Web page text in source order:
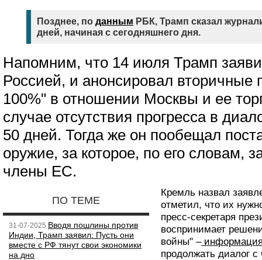
Позднее, по данным РБК, Трамп сказал
дней, начиная с сегодняшнего дня.
Напомним, что 14 июля Трамп
Россией, и анонсировал
100%" в отношении Москвы и ее
случае отсутствия прогресса в
50 дней. Тогда же он пообещал
оружие, за которое, по его словам,
члены ЕС.
ПО ТЕМЕ
31-07-2025 Вводя пошлины против
Индии, Трамп заявил: Пусть они
вместе с РФ тянут свои экономики
на дно
Кремль назвал
отметил, что их
пресс-секретаря
воспринимает
войны" –
продолжать диалог